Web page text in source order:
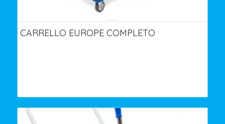
CARRELLO EUROPE COMPLETO